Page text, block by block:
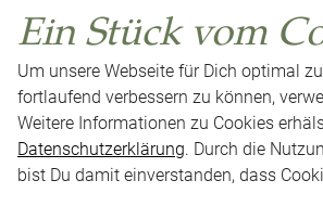
Ein Stück vom
Um unsere Webseite für Dich optimal
fortlaufend verbessern zu können,
Weitere Informationen zu Cookies
Datenschutzerklärung. Durch die
bist Du damit einverstanden, dass